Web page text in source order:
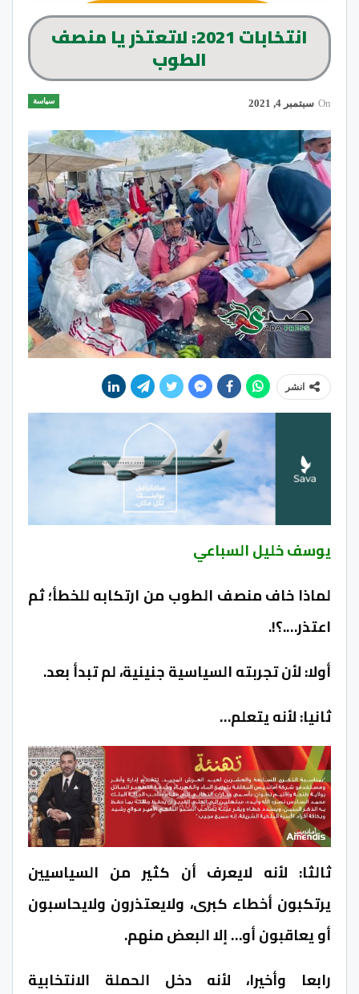
انتخابات 2021: لاتعتذر يا منصف
الطوب
سياسة On سبتمبر 4, 2021
انشر
يوسف خليل السباعي
لماذا خاف منصف الطوب من ارتكابه للخطأ؛ ثم
اعتذر….؟!.
أولا: لأن تجربته السياسية جنينية، لم تبدأ بعد.
ثانيا: لأنه يتعلم…
ثالثا: لأنه لايعرف أن كثير من السياسيين
يرتكبون أخطاء كبرى، ولايعتذرون ولايحاسبون
أو يعاقبون أو… إلا البعض منهم.
رابعا وأخيرا، لأنه دخل الحملة الانتخابية